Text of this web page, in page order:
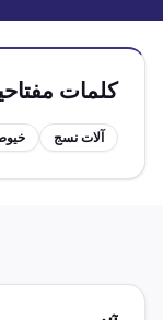
كلمات
آلات نسج